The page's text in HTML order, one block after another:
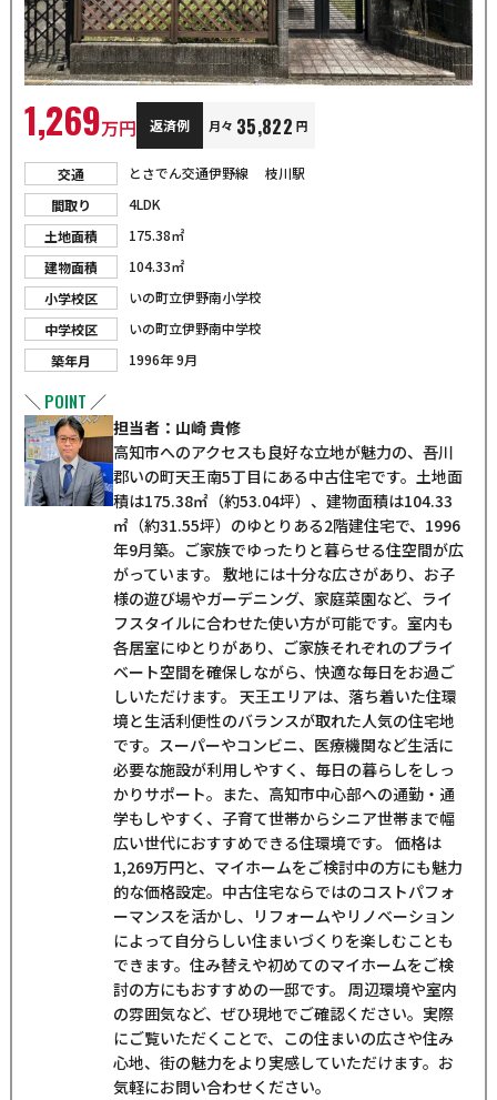
1,269万円 返済例 月々 35,822 円
交通
とさでん交通伊野線 枝川駅
間取り
4LDK
土地面積
175.38㎡
建物面積
104.33㎡
小学校区
いの町立伊野南小学校
中学校区
いの町立伊野南中学校
築年月
1996年 9月
＼ POINT ／
担当者：山崎 貴修
高知市へのアクセスも良好な立地が魅力の、吾川
郡いの町天王南5丁目にある中古住宅です。土地面
積は175.38㎡（約53.04坪）、建物面積は104.33
㎡（約31.55坪）のゆとりある2階建住宅で、1996
年9月築。ご家族でゆったりと暮らせる住空間が広
がっています。 敷地には十分な広さがあり、お子
様の遊び場やガーデニング、家庭菜園など、ライ
フスタイルに合わせた使い方が可能です。室内も
各居室にゆとりがあり、ご家族それぞれのプライ
ベート空間を確保しながら、快適な毎日をお過ご
しいただけます。 天王エリアは、落ち着いた住環
境と生活利便性のバランスが取れた人気の住宅地
です。スーパーやコンビニ、医療機関など生活に
必要な施設が利用しやすく、毎日の暮らしをしっ
かりサポート。また、高知市中心部への通勤・通
学もしやすく、子育て世帯からシニア世帯まで幅
広い世代におすすめできる住環境です。 価格は
1,269万円と、マイホームをご検討中の方にも魅力
的な価格設定。中古住宅ならではのコストパフォ
ーマンスを活かし、リフォームやリノベーション
によって自分らしい住まいづくりを楽しむことも
できます。住み替えや初めてのマイホームをご検
討の方にもおすすめの一邸です。 周辺環境や室内
の雰囲気など、ぜひ現地でご確認ください。実際
にご覧いただくことで、この住まいの広さや住み
心地、街の魅力をより実感していただけます。お
気軽にお問い合わせください。